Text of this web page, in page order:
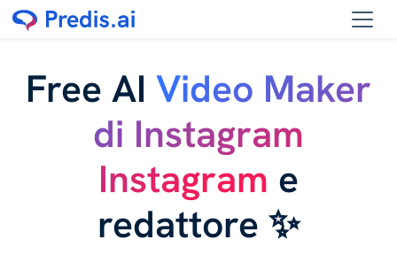
Free AI Video Maker
di Instagram
Instagram e
redattore ✨